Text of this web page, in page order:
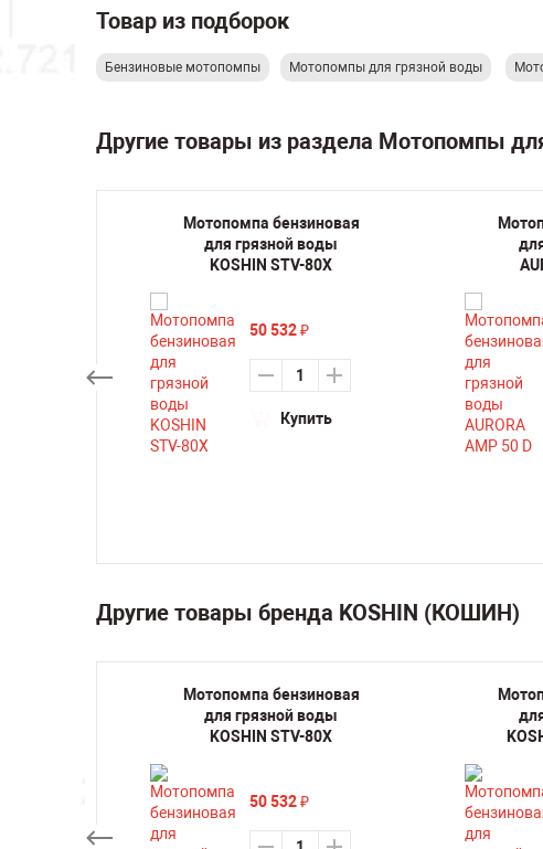
Товар из подборок
Бензиновые мотопомпы Мотопомпы для грязной воды
Другие товары из раздела Мотопомпы
Мотопомпа бензиновая
для грязной воды
KOSHIN STV-80X
50 532 ₽
Купить
Другие товары бренда KOSHIN (КОШИН)
Мотопомпа бензиновая
для грязной воды
KOSHIN STV-80X
50 532 ₽